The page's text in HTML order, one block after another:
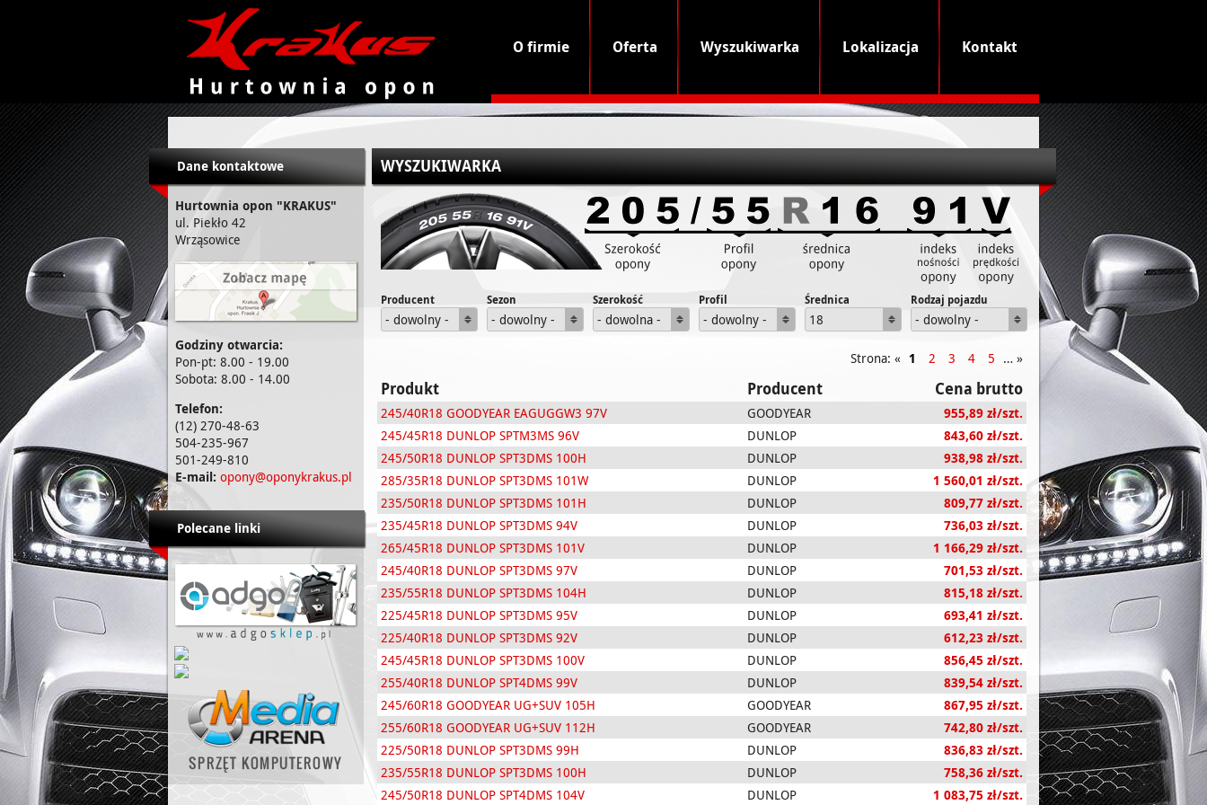
KRAKUS - hurtownia opon
O firmie Oferta Wyszukiwarka Lokalizacja Kontakt
Dane kontaktowe
Hurtownia opon "KRAKUS"
ul. Piekło 42
Wrząsowice
Godziny otwarcia:
Pon-pt: 8.00 - 19.00
Sobota: 8.00 - 14.00
Telefon:
(12) 270-48-63
504-235-967
501-249-810
E-mail: opony@oponykrakus.pl
Polecane linki
WYSZUKIWARKA
Producent
- dowolny -
Sezon
- dowolny -
Szerokość
- dowolna -
Profil
- dowolny -
Średnica
18
Rodzaj pojazdu
- dowolny -
Strona: « 1 2 3 4 5 … »
Produkt Producent Cena brutto
245/40R18 GOODYEAR EAGUGGW3 97V GOODYEAR
955,89 zł/szt.
245/45R18 DUNLOP SPTM3MS 96V
DUNLOP
843,60 zł/szt.
245/50R18 DUNLOP SPT3DMS 100H
DUNLOP
938,98 zł/szt.
285/35R18 DUNLOP SPT3DMS 101W
DUNLOP
1 560,01 zł/szt.
235/50R18 DUNLOP SPT3DMS 101H
DUNLOP
809,77 zł/szt.
235/45R18 DUNLOP SPT3DMS 94V
DUNLOP
736,03 zł/szt.
265/45R18 DUNLOP SPT3DMS 101V
DUNLOP
1 166,29 zł/szt.
245/40R18 DUNLOP SPT3DMS 97V
DUNLOP
701,53 zł/szt.
235/55R18 DUNLOP SPT3DMS 104H
DUNLOP
815,18 zł/szt.
225/45R18 DUNLOP SPT3DMS 95V
DUNLOP
693,41 zł/szt.
225/40R18 DUNLOP SPT3DMS 92V
DUNLOP
612,23 zł/szt.
245/45R18 DUNLOP SPT3DMS 100V
DUNLOP
856,45 zł/szt.
255/40R18 DUNLOP SPT4DMS 99V
DUNLOP
839,54 zł/szt.
245/60R18 GOODYEAR UG+SUV 105H
GOODYEAR
867,95 zł/szt.
255/60R18 GOODYEAR UG+SUV 112H
GOODYEAR
742,80 zł/szt.
225/50R18 DUNLOP SPT3DMS 99H
DUNLOP
836,83 zł/szt.
235/55R18 DUNLOP SPT3DMS 100H
DUNLOP
758,36 zł/szt.
245/50R18 DUNLOP SPT4DMS 104V
DUNLOP 1 083,75 zł/szt.